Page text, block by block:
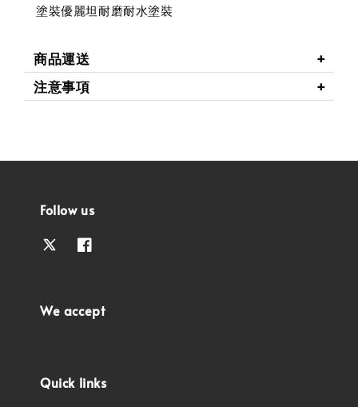
塗裝優麗坦耐磨耐水塗裝
商品運送
注意事項
Follow us
We accept
Quick links